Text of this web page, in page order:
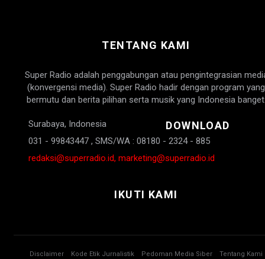
TENTANG KAMI
Super Radio adalah penggabungan atau pengintegrasian
(konvergensi media). Super Radio hadir dengan program yang
bermutu dan berita pilihan serta musik yang Indonesia
Surabaya, Indonesia
031 - 99843447 , SMS/WA : 08180 - 2324 - 885
redaksi@superradio.id, marketing@superradio.id
DOWNLOAD
IKUTI KAMI
Disclaimer Kode Etik Jurnalistik Pedoman Media Siber
Tentang Kami